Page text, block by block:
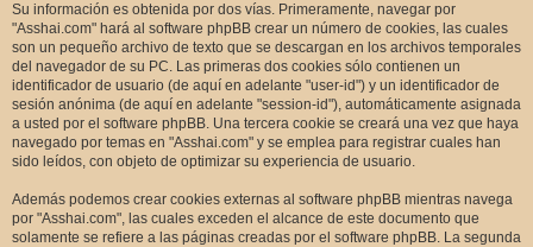
Su información es obtenida por dos vías. Primeramente, navegar por
"Asshai.com" hará al software phpBB crear un número de cookies, las cuales
son un pequeño archivo de texto que se descargan en los archivos temporales
del navegador de su PC. Las primeras dos cookies sólo contienen un
identificador de usuario (de aquí en adelante "user-id") y un identificador de
sesión anónima (de aquí en adelante "session-id"), automáticamente asignada
a usted por el software phpBB. Una tercera cookie se creará una vez que haya
navegado por temas en "Asshai.com" y se emplea para registrar cuales han
sido leídos, con objeto de optimizar su experiencia de usuario.
Además podemos crear cookies externas al software phpBB mientras navega
por "Asshai.com", las cuales exceden el alcance de este documento que
solamente se refiere a las páginas creadas por el software phpBB. La segunda